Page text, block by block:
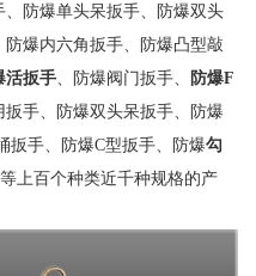
、防爆单头呆扳手、防爆双头
爆内六角扳手、防爆凸型敲
活扳手 、防爆阀门扳手、
防爆F
扳手、防爆双头呆扳手、防爆
扳手、防爆C型扳手、防爆勾
等上百个种类近千种规格的产